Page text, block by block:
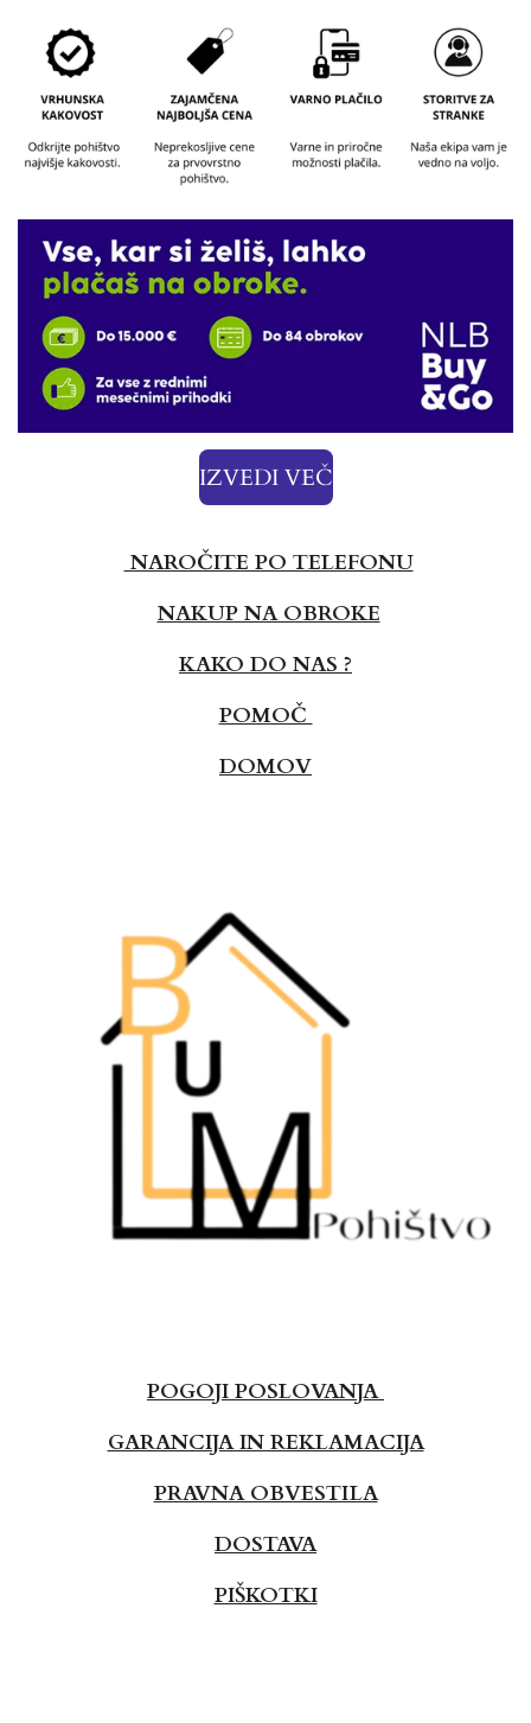
IZVEDI VEČ
NAROČITE PO TELEFONU
NAKUP NA OBROKE
KAKO DO NAS ?
POMOČ
DOMOV
POGOJI POSLOVANJA
GARANCIJA IN REKLAMACIJA
PRAVNA OBVESTILA
DOSTAVA
PIŠKOTKI